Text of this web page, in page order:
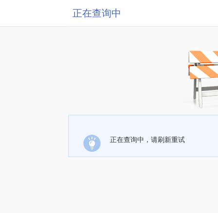
正在查询中
正在查询中，请刷新重试